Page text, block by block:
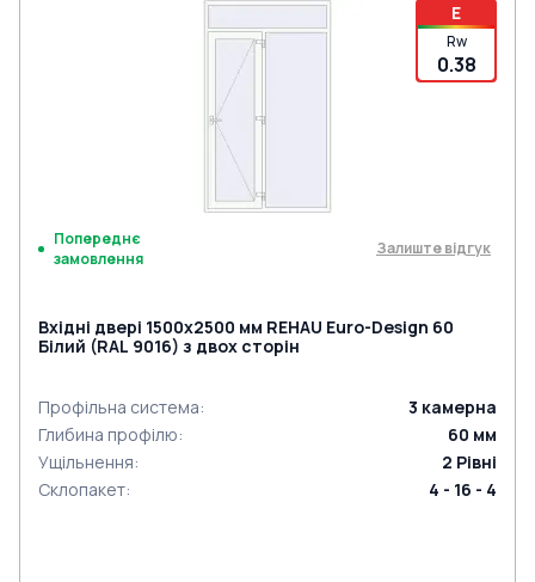
E
Rw
0.38
Попереднє
замовлення
Залиште відгук
Вхідні двері 1500x2500 мм REHAU Euro-Design 60
Білий (RAL 9016) з двох сторін
Профільна система: 3 камерна
Глибина профілю: 60 мм
Ущільнення: 2 Рівні
Склопакет: 4 - 16 - 4